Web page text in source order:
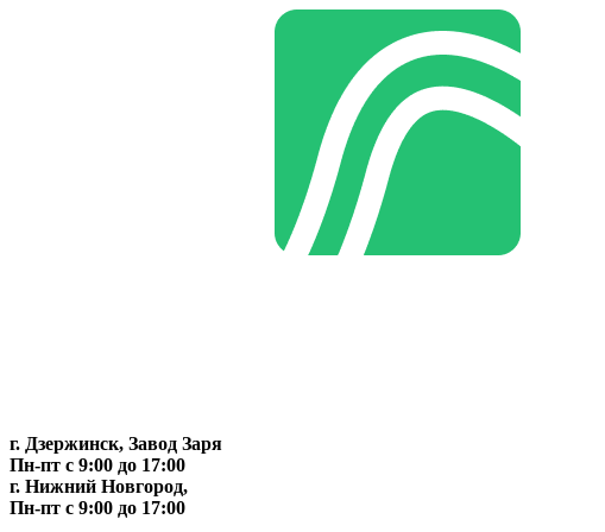
г. Дзержинск, Завод Заря
Пн-пт c 9:00 до 17:00
г. Нижний Новгород,
Пн-пт c 9:00 до 17:00